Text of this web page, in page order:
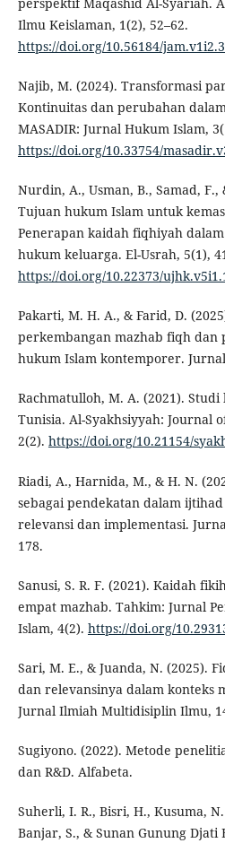
perspektif Maqashid Al-Syariah.
Ilmu Keislaman, 1(2), 52–62.
https://doi.org/10.56184/
Najib, M. (2024). Transformasi
Kontinuitas dan perubahan
MASADIR: Jurnal Hukum Islam,
https://doi.org/10.33754/
Nurdin, A., Usman, B., Samad,
Tujuan hukum Islam untuk
Penerapan kaidah fiqhiyah
hukum keluarga. El-Usrah, 5(1),
https://doi.org/10.22373/
Pakarti, M. H. A., & Farid, D.
perkembangan mazhab fiqh dan
hukum Islam kontemporer.
Rachmatulloh, M. A. (2021).
Tunisia. Al-Syakhsiyyah: Journal
2(2). https://doi.org/10.21154/
Riadi, A., Harnida, M., & H. N.
sebagai pendekatan dalam
relevansi dan implementasi.
178.
Sanusi, S. R. F. (2021). Kaidah
empat mazhab. Tahkim: Jurnal
Islam, 4(2). https://doi.org/
Sari, M. E., & Juanda, N. (2025).
dan relevansinya dalam konteks
Jurnal Ilmiah Multidisiplin Ilmu,
Sugiyono. (2022). Metode
dan R&D. Alfabeta.
Suherli, I. R., Bisri, H., Kusuma,
Banjar, S., & Sunan Gunung Djati